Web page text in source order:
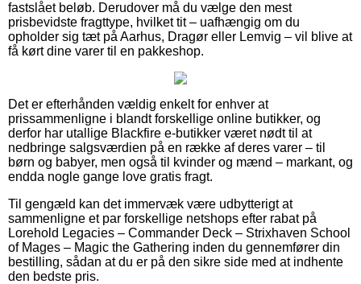
fastslået beløb. Derudover må du vælge den mest
prisbevidste fragttype, hvilket tit – uafhængig om du
opholder sig tæt på Aarhus, Dragør eller Lemvig – vil blive at
få kørt dine varer til en pakkeshop.
Det er efterhånden vældig enkelt for enhver at
prissammenligne i blandt forskellige online butikker, og
derfor har utallige Blackfire e-butikker været nødt til at
nedbringe salgsværdien på en række af deres varer – til
børn og babyer, men også til kvinder og mænd – markant, og
endda nogle gange love gratis fragt.
Til gengæld kan det immervæk være udbytterigt at
sammenligne et par forskellige netshops efter rabat på
Lorehold Legacies – Commander Deck – Strixhaven School
of Mages – Magic the Gathering inden du gennemfører din
bestilling, sådan at du er på den sikre side med at indhente
den bedste pris.